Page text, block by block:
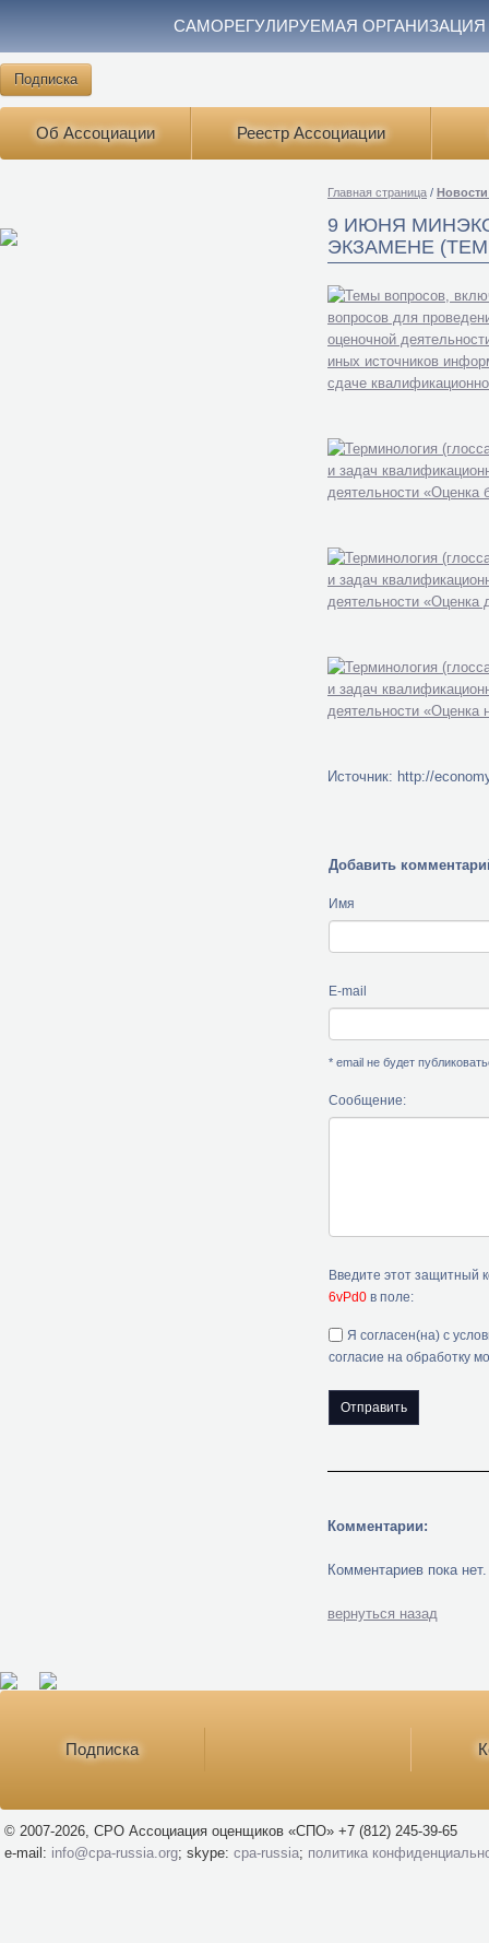
САМОРЕГУЛИРУЕМАЯ
Подписка
Об Ассоциации Реестр Ассоциации
Главная страница /
9 ИЮНЯ
ЭКЗАМЕНЕ
Источник: http://
Добавить
Имя
E-mail
* email не будет
Сообщение:
Введите этот защитный
6vPd0 в поле:
Я согласен(на) с
согласие на обработку
Комментарии:
Комментариев пока нет.
вернуться назад
Подписка
© 2007-2026, СРО Ассоциация оценщиков «СПО» +7 (812) 245-39-65
e-mail: info@cpa-russia.org; skype: cpa-russia; политика